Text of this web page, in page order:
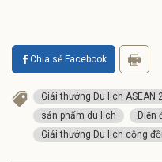
Chia sẻ Facebook
Giải thưởng Du lịch ASEAN
sản phẩm du lịch
Diễn
Giải thưởng Du lịch cộng